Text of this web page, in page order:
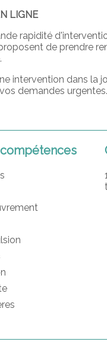
LIGNE
rapidité
de prendre
intervention dans la
demandes